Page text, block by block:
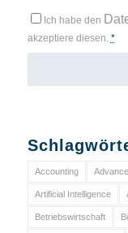
Ich habe den
akzeptiere diesen. *
Accounting
Artificial Intelligence
Betriebswirtschaft